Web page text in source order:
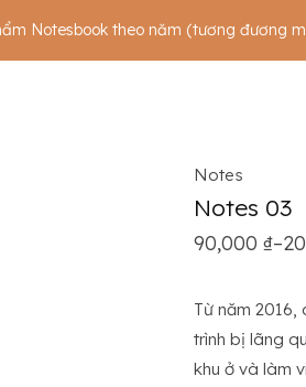
Notesbook theo năm (tương đương
Notes
Notes 03
90,000 ₫–
Khoảng giá:
Từ năm
trình bị lãng
khu ở và làm